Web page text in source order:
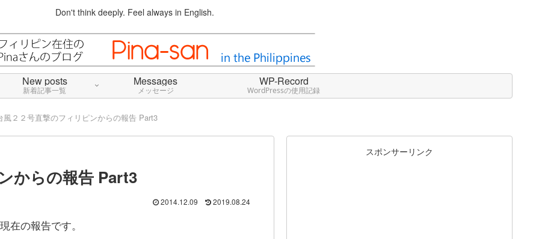
Don't think deeply. Feel always in English.
New posts
新着記事一覧
Messages
メッセージ
WP-Record
WordPressの使用記録
風２２号直撃のフィリピンからの報告 Part3
からの報告 Part3
2014.12.09 2019.08.24
在の報告です。
スポンサーリンク